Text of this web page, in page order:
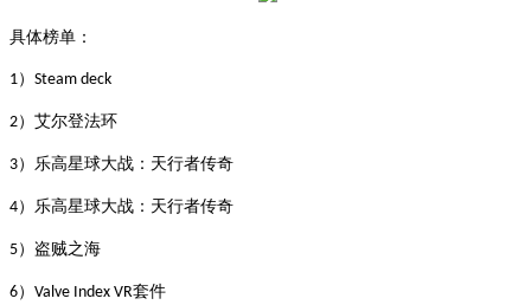
具体榜单：
1） Steam deck
2）艾尔登法环
3）乐高星球大战：天行者传奇
4）乐高星球大战：天行者传奇
5）盗贼之海
6） Valve Index VR套件